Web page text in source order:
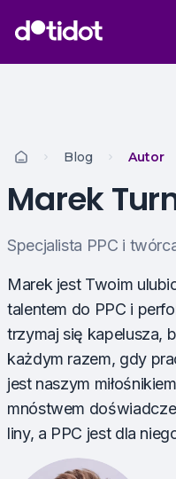
Blog Autor
Marek
Specjalista PPC i
Marek jest Twoim
talentem do PPC i
trzymaj się kapelusza,
każdym razem, gdy
jest naszym
mnóstwem
liny, a PPC jest dla